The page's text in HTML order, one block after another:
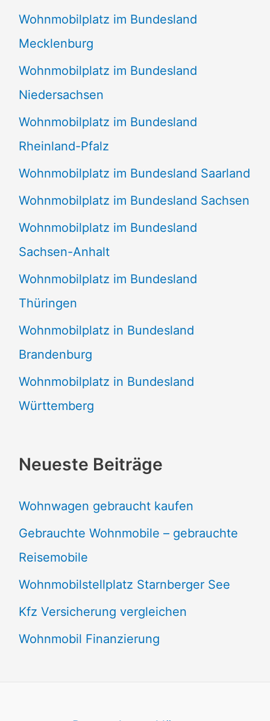
Wohnmobilplatz im Bundesland
Mecklenburg
Wohnmobilplatz im Bundesland
Niedersachsen
Wohnmobilplatz im Bundesland
Rheinland-Pfalz
Wohnmobilplatz im Bundesland Saarland
Wohnmobilplatz im Bundesland Sachsen
Wohnmobilplatz im Bundesland
Sachsen-Anhalt
Wohnmobilplatz im Bundesland
Thüringen
Wohnmobilplatz in Bundesland
Brandenburg
Wohnmobilplatz in Bundesland
Württemberg
Neueste Beiträge
Wohnwagen gebraucht kaufen
Gebrauchte Wohnmobile – gebrauchte
Reisemobile
Wohnmobilstellplatz Starnberger See
Kfz Versicherung vergleichen
Wohnmobil Finanzierung